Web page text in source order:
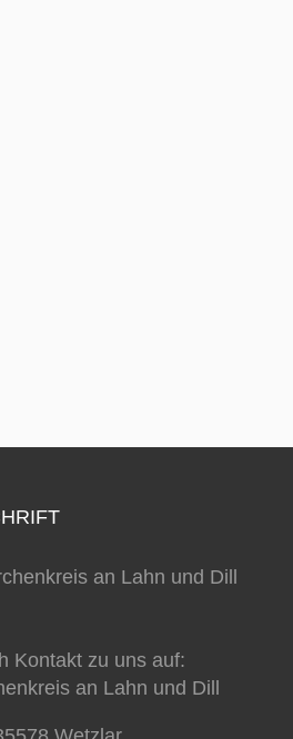
Kontakt zu uns auf:
an Lahn und Dill